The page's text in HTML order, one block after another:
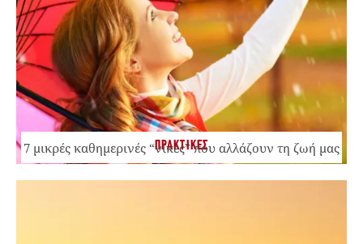
ΠΡΑΚΤΙΚΕΣ
7 μικρές καθημερινές “νίκες” που αλλάζουν τη ζωή μας